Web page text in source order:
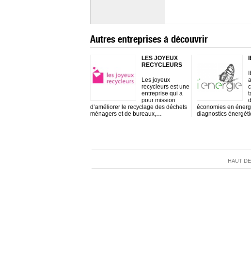
Autres entreprises à découvrir
LES JOYEUX
RECYCLEURS
Les joyeux
recycleurs est une
entreprise qui a
pour mission
d’améliorer le recyclage des déchets
ménagers et de bureaux,…
économies en
diagnostics
HAUT